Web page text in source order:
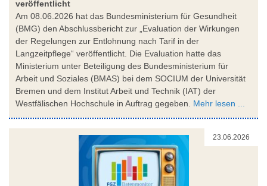
veröffentlicht
Am 08.06.2026 hat das Bundesministerium für Gesundheit
(BMG) den Abschlussbericht zur „Evaluation der Wirkungen
der Regelungen zur Entlohnung nach Tarif in der
Langzeitpflege“ veröffentlicht. Die Evaluation hatte das
Ministerium unter Beteiligung des Bundesministerium für
Arbeit und Soziales (BMAS) bei dem SOCIUM der Universität
Bremen und dem Institut Arbeit und Technik (IAT) der
Westfälischen Hochschule in Auftrag gegeben. Mehr lesen ...
23.06.2026